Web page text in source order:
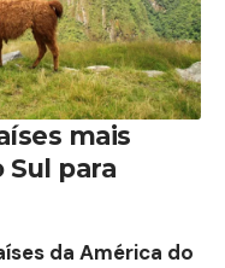
mais
Sul para
da América do